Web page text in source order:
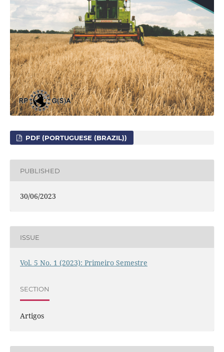
PDF (PORTUGUESE (BRAZIL))
PUBLISHED
30/06/2023
ISSUE
Vol. 5 No. 1 (2023): Primeiro Semestre
SECTION
Artigos